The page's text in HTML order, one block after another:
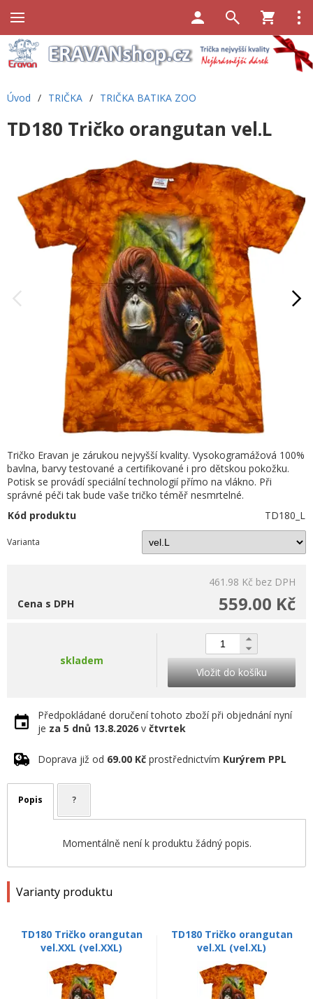
Úvod / TRIČKA / TRIČKA BATIKA ZOO
TD180 Tričko orangutan vel.L
Tričko Eravan je zárukou nejvyšší kvality. Vysokogramážová 100%
bavlna, barvy testované a certifikované i pro dětskou pokožku.
Potisk se provádí speciální technologií přímo na vlákno. Při
správné péči tak bude vaše tričko téměř nesmrtelné.
Kód produktu
TD180_L
Varianta
461.98 Kč bez DPH
559.00 Kč
Cena s DPH
skladem
Vložit do košíku
Předpokládané doručení tohoto zboží při objednání nyní
je za 5 dnů 13.8.2026 v čtvrtek
Doprava již od 69.00 Kč prostřednictvím Kurýrem PPL
Popis ?
Momentálně není k produktu žádný popis.
Varianty produktu
TD180 Tričko orangutan
vel.XXL (vel.XXL)
TD180 Tričko orangutan
vel.XL (vel.XL)